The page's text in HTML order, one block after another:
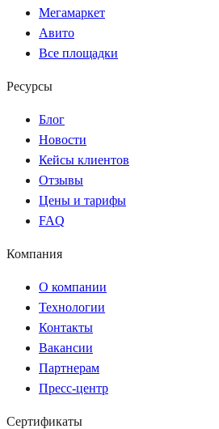
Мегамаркет
Авито
Все площадки
Ресурсы
Блог
Новости
Кейсы клиентов
Отзывы
Цены и тарифы
FAQ
Компания
О компании
Технологии
Контакты
Вакансии
Партнерам
Пресс-центр
Сертификаты